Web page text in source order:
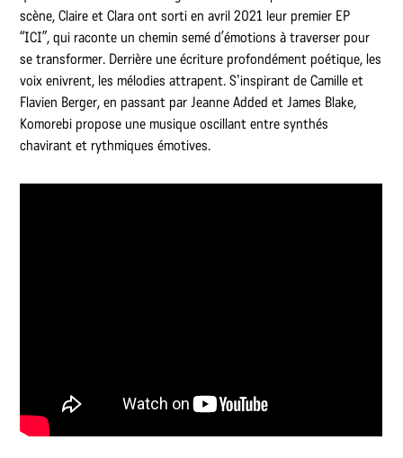
scène, Claire et Clara ont sorti en avril 2021 leur premier EP
“ICI”, qui raconte un chemin semé d’émotions à traverser pour
se transformer. Derrière une écriture profondément poétique, les
voix enivrent, les mélodies attrapent. Sʼinspirant de Camille et
Flavien Berger, en passant par Jeanne Added et James Blake,
Komorebi propose une musique oscillant entre synthés
chavirant et rythmiques émotives.